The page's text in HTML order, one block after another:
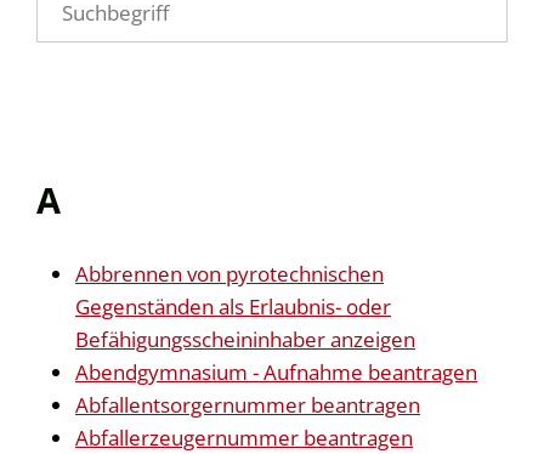
A
Abbrennen von pyrotechnischen
Gegenständen als Erlaubnis- oder
Befähigungsscheininhaber anzeigen
Abendgymnasium - Aufnahme beantragen
Abfallentsorgernummer beantragen
Abfallerzeugernummer beantragen